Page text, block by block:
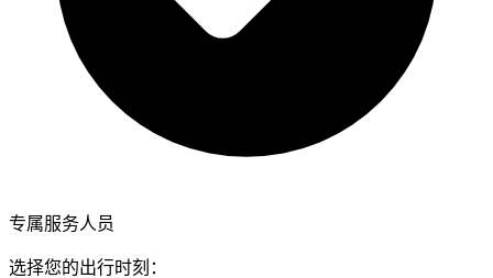
专属服务人员
选择您的出行时刻：